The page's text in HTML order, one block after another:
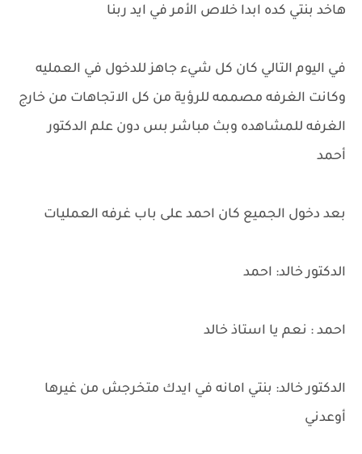
هاخد بنتي كده ابدا خلاص الأمر في ايد ربنا
في اليوم التالي كان كل شيء جاهز للدخول في العمليه
وكانت الغرفه مصممه للرؤية من كل الاتجاهات من خارج
الغرفه للمشاهده وبث مباشر بس دون علم الدكتور
أحمد
بعد دخول الجميع كان احمد على باب غرفه العمليات
الدكتور خالد: احمد
احمد : نعم يا استاذ خالد
الدكتور خالد: بنتي امانه في ايدك متخرجش من غيرها
أوعدني